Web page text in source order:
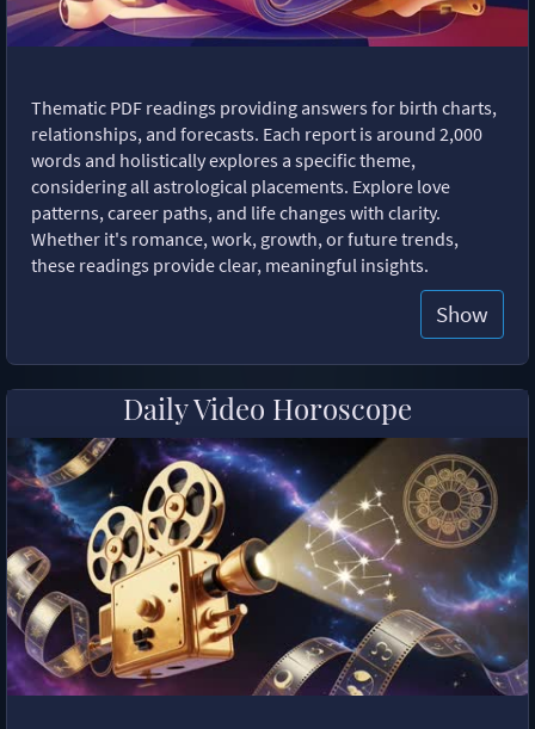
Thematic PDF readings providing answers for birth charts,
relationships, and forecasts. Each report is around 2,000
words and holistically explores a specific theme,
considering all astrological placements. Explore love
patterns, career paths, and life changes with clarity.
Whether it's romance, work, growth, or future trends,
these readings provide clear, meaningful insights.
Show
Daily Video Horoscope